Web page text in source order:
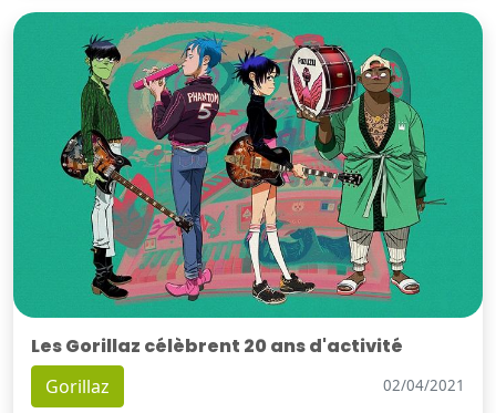
Les Gorillaz célèbrent 20 ans d'activité
Gorillaz 02/04/2021